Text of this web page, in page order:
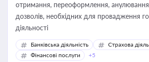
отримання, переоформлення, анулювання
дозволів, необхідних для провадження
діяльності
Банківська діяльність
Страхова
Фінансові послуги
+5